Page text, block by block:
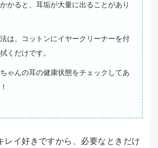
かると、耳垢が大量に出ることがあり
は、コットンにイヤークリーナーを付
くだけです。
ゃんの耳の健康状態をチェックしてあ
レイ好きですから、必要なときだけ